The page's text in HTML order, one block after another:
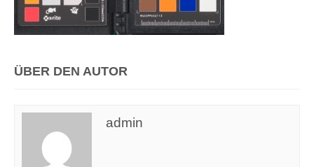
ÜBER DEN AUTOR
admin